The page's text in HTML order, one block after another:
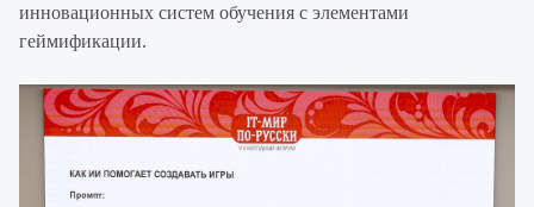
инновационных систем обучения с элементами
геймификации.